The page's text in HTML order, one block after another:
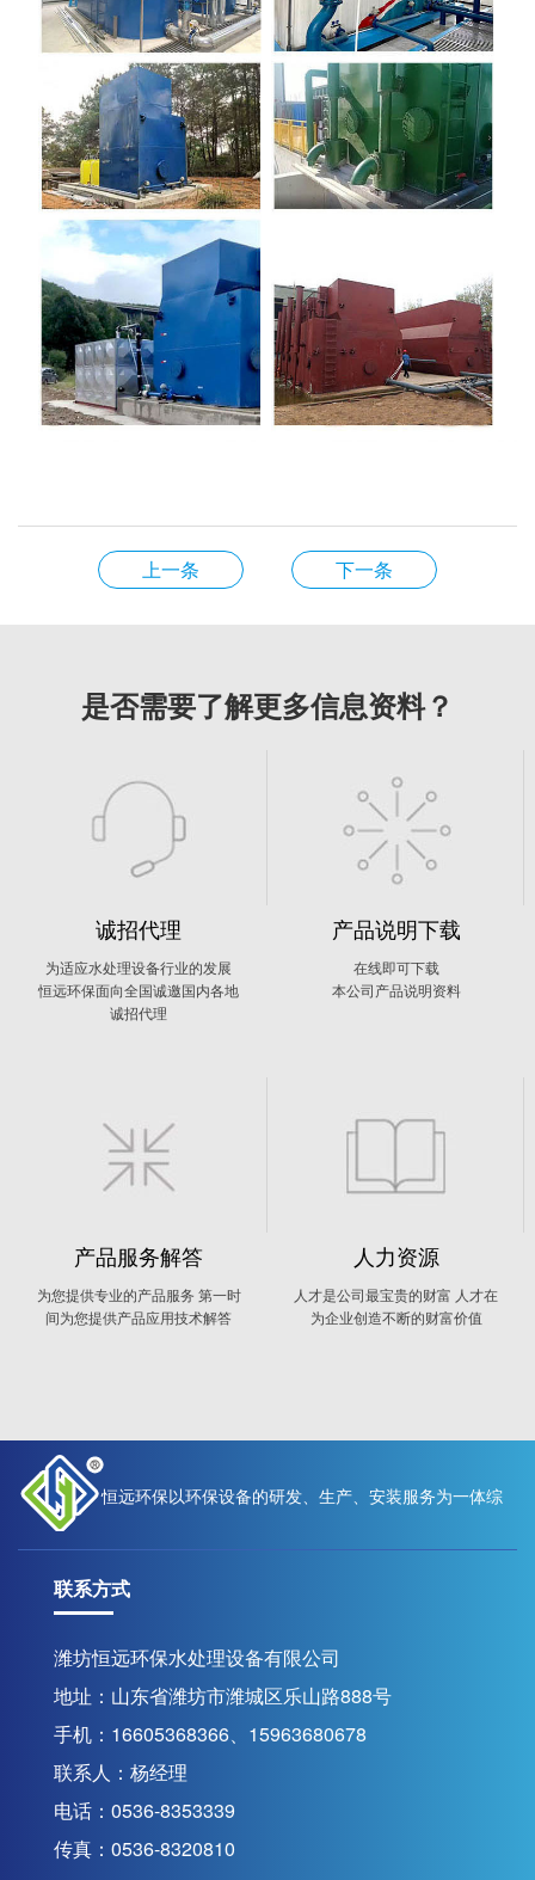
上一条 下一条
是否需要了解更多信息资料？
诚招代理
为适应水处理设备行业的发展
恒远环保面向全国诚邀国内各地
诚招代理
产品说明下载
在线即可下载
本公司产品说明资料
产品服务解答
为您提供专业的产品服务 第一时
间为您提供产品应用技术解答
人力资源
人才是公司最宝贵的财富 人才在
为企业创造不断的财富价值
恒远环保以环保设备的研发、生产、安装服务为一体综
合性现代化高新技术企业
联系我们
联系方式
潍坊恒远环保水处理设备有限公司
地址：山东省潍坊市潍城区乐山路888号
手机：16605368366、15963680678
联系人：杨经理
电话：0536-8353339
传真：0536-8320810